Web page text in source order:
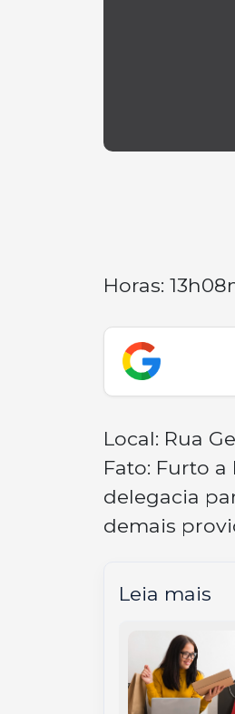
Horas:
Local: Rua
Fato: Furto
delegacia
demais
Leia mais